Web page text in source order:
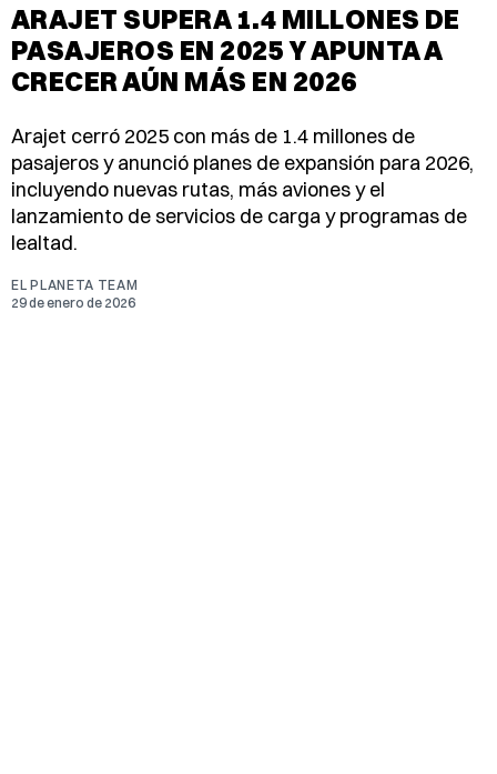
ARAJET SUPERA 1.4 MILLONES DE
PASAJEROS EN 2025 Y APUNTA A
CRECER AÚN MÁS EN 2026
Arajet cerró 2025 con más de 1.4 millones de
pasajeros y anunció planes de expansión para 2026,
incluyendo nuevas rutas, más aviones y el
lanzamiento de servicios de carga y programas de
lealtad.
EL PLANETA TEAM
29 de enero de 2026